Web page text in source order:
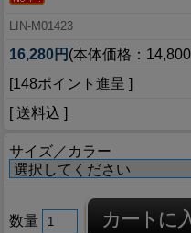
LIN-M01423
16,280円 (本体価格：
[148ポイント進呈 ]
[ 送料込 ]
サイズ／カラー
数量